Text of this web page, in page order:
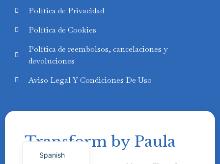
Política de Privacidad
Política de Cookies
Política de reembolsos, cancelaciones y
devoluciones
Aviso Legal Y Condiciones De Uso
Transform by Paula
Spanish
English
Polish
Swedish